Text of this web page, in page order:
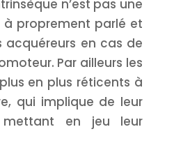
n’est pas une
à proprement parlé et
acquéreurs en cas de
Par ailleurs les
en plus réticents à
qui implique de leur
en jeu leur